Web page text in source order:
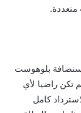
متعددة.
بلوهوست
تكن راضيا لأي
كامل